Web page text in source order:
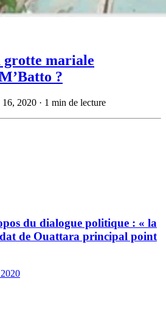
grotte mariale
?
16, 2020 · 1 min de lecture
du dialogue politique : « la
de Ouattara principal point